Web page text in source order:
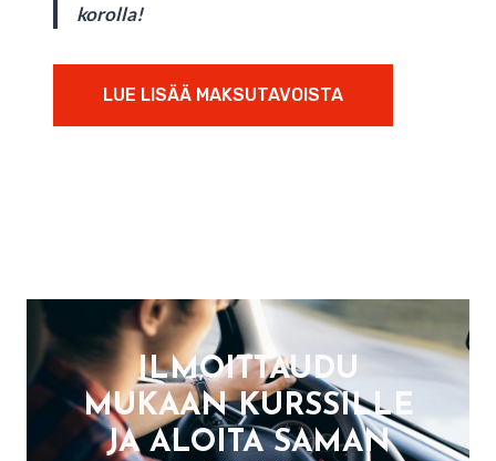
korolla!
LUE LISÄÄ MAKSUTAVOISTA
ILMOITTAUDU
MUKAAN KURSSILLE
JA ALOITA SAMAN